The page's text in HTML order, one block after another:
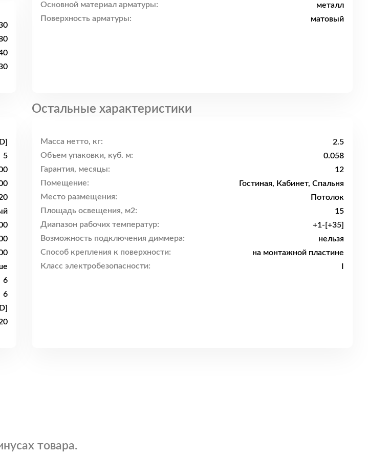
Основной материал арматуры:
металл
Поверхность арматуры:
матовый
5
6
6
Остальные характеристики
Масса нетто, кг:
2.5
Объем упаковки, куб. м:
0.058
Гарантия, месяцы:
12
Помещение:
Гостиная, Кабинет, Спальня
Место размещения:
Потолок
Площадь освещения, м2:
15
Диапазон рабочих температур:
+1-[+35]
Возможность подключения диммера:
нельзя
Способ крепления к поверхности:
на монтажной пластине
Класс электробезопасности:
I
товара.